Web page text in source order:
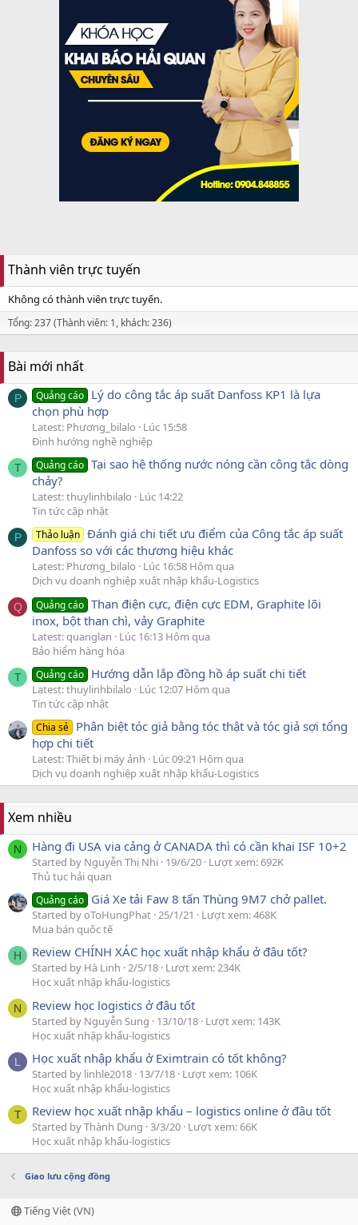
Thành viên trực tuyến
Không có thành viên trực tuyến.
Tổng: 237 (Thành viên: 1, khách: 236)
Bài mới nhất
P Quảng cáo Lý do công tắc áp suất Danfoss KP1 là lựa
chọn phù hợp
Latest: Phương_bilalo
Lúc 15:58
Định hướng nghề nghiệp
T Quảng cáo Tại sao hệ thống nước nóng cần công tắc dòng
chảy?
Latest: thuylinhbilalo
Lúc 14:22
Tin tức cập nhật
P Thảo luận Đánh giá chi tiết ưu điểm của Công tắc áp suất
Danfoss so với các thương hiệu khác
Latest: Phương_bilalo
Lúc 16:58 Hôm qua
Dịch vụ doanh nghiệp xuất nhập khẩu-Logistics
Q Quảng cáo Than điện cực, điện cực EDM, Graphite lõi
inox, bột than chì, vảy Graphite
Latest: quanglan
Lúc 16:13 Hôm qua
Bảo hiểm hàng hóa
T Quảng cáo Hướng dẫn lắp đồng hồ áp suất chi tiết
Latest: thuylinhbilalo
Lúc 12:07 Hôm qua
Tin tức cập nhật
Chia sẻ Phân biệt tóc giả bằng tóc thật và tóc giả sợi tổng
hợp chi tiết
Latest: Thiết bị máy ảnh
Lúc 09:21 Hôm qua
Dịch vụ doanh nghiệp xuất nhập khẩu-Logistics
Xem nhiều
N Hàng đi USA via cảng ở CANADA thì có cần khai ISF 10+2
Started by Nguyễn Thị Nhi 19/6/20 Lượt xem: 692K
Thủ tục hải quan
Quảng cáo Giá Xe tải Faw 8 tấn Thùng 9M7 chở pallet.
Started by oToHungPhat 25/1/21
Lượt xem: 468K
Mua bán quốc tế
H Review CHÍNH XÁC học xuất nhập khẩu ở đâu tốt?
Started by Hà Linh 2/5/18 Lượt xem: 234K
Học xuất nhập khẩu-logistics
N Review học logistics ở đâu tốt
Started by Nguyễn Sung 13/10/18 Lượt xem: 143K
Học xuất nhập khẩu-logistics
L Học xuất nhập khẩu ở Eximtrain có tốt không?
Started by linhle2018 13/7/18 Lượt xem: 106K
Học xuất nhập khẩu-logistics
T Review học xuất nhập khẩu – logistics online ở đâu tốt
Started by Thành Dung 3/3/20 Lượt xem: 66K
Học xuất nhập khẩu-logistics
Giao lưu cộng đồng
Tiếng Việt (VN)